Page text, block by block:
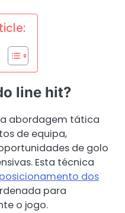
line hit?
abordagem tática
de equipa,
de golo
Esta técnica
posicionamento dos
para
o jogo.